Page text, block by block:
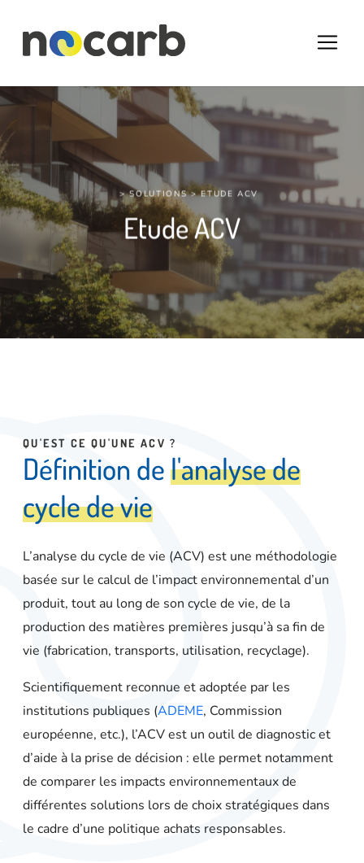
>SOLUTIONS> ETUDE ACV
Etude ACV
QU'EST CE QU'UNE ACV ?
Définitiondel'analysede
cycledevie
L’analyse du cycle de vie (ACV) est une méthodologie
basée sur le calcul de l’impact environnemental d’un
produit, tout au long de son cycle de vie, de la
production des matières premières jusqu’à sa fin de
vie (fabrication, transports, utilisation, recyclage).
Scientifiquement reconnue et adoptée par les
institutions publiques (ADEME, Commission
européenne, etc.), l’ACV est un outil de diagnostic et
d’aide à la prise de décision : elle permet notamment
de comparer les impacts environnementaux de
différentes solutions lors de choix stratégiques dans
le cadre d’une politique achats responsables.